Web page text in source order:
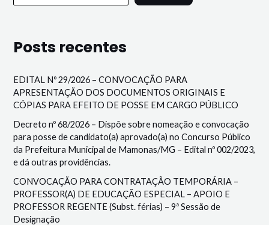
Posts recentes
EDITAL Nº 29/2026 – CONVOCAÇÃO PARA
APRESENTAÇÃO DOS DOCUMENTOS ORIGINAIS E
CÓPIAS PARA EFEITO DE POSSE EM CARGO PÚBLICO
Decreto nº 68/2026 – Dispõe sobre nomeação e convocação
para posse de candidato(a) aprovado(a) no Concurso Público
da Prefeitura Municipal de Mamonas/MG – Edital nº 002/2023,
e dá outras providências.
CONVOCAÇÃO PARA CONTRATAÇÃO TEMPORÁRIA –
PROFESSOR(A) DE EDUCAÇÃO ESPECIAL – APOIO E
PROFESSOR REGENTE (Subst. férias) – 9ª Sessão de
Designação